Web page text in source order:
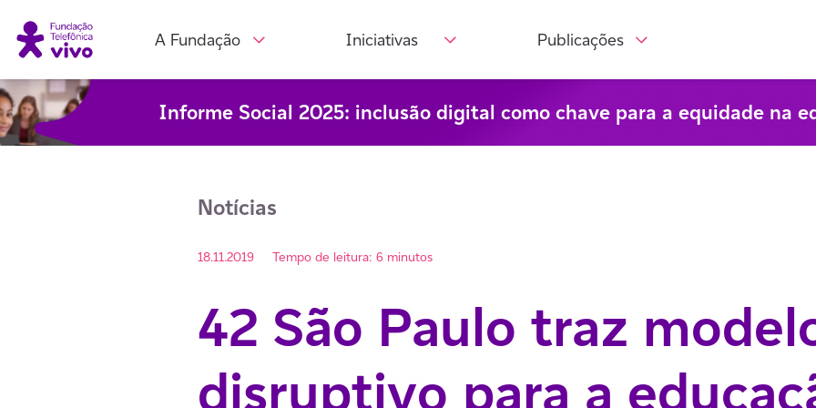
Informe Social 2025: inclusão digital como chave para a equidade na
A Fundação Iniciativas Publicações
Notícias
18.11.2019 Tempo de leitura: 6 minutos
42 São Paulo traz
disruptivo para a